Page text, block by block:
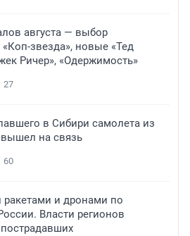
августа — выбор
звезда», новые «Тед
Ричер», «Одержимость»
27
в Сибири самолета из
на связь
60
ракетами и дронами по
Власти регионов